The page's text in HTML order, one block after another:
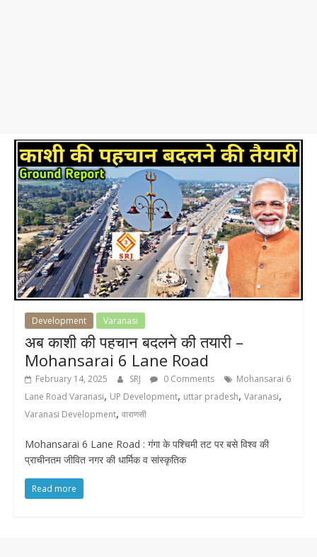
Development Varanasi
अब काशी की पहचान बदलने की तयारी –
Mohansarai 6 Lane Road
February 14, 2025 SRJ 0 Comments
Mohansarai 6
Lane Road Varanasi, UP Development, uttar pradesh, Varanasi,
Varanasi Development, वाराणसी
Mohansarai 6 Lane Road : गंगा के पश्चिमी तट पर बसे विश्व की
प्राचीनतम जीवित नगर की धार्मिक व सांस्कृतिक
Read more